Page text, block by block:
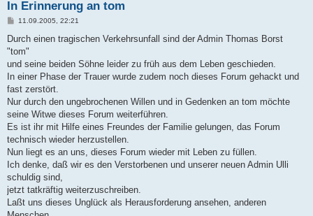
In Erinnerung an tom
B
r
a
11.09.2005, 22:21
Durch einen tragischen Verkehrsunfall sind der Admin Thomas Borst
"tom"
und seine beiden Söhne leider zu früh aus dem Leben geschieden.
In einer Phase der Trauer wurde zudem noch dieses Forum gehackt und
fast zerstört.
Nur durch den ungebrochenen Willen und in Gedenken an tom möchte
seine Witwe dieses Forum weiterführen.
Es ist ihr mit Hilfe eines Freundes der Familie gelungen, das Forum
technisch wieder herzustellen.
Nun liegt es an uns, dieses Forum wieder mit Leben zu füllen.
Ich denke, daß wir es den Verstorbenen und unserer neuen Admin Ulli
schuldig sind,
jetzt tatkräftig weiterzuschreiben.
Laßt uns dieses Unglück als Herausforderung ansehen, anderen